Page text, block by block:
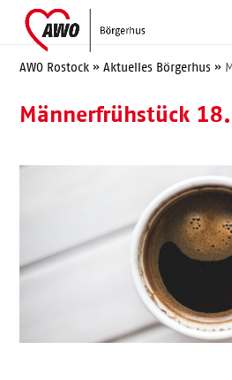
Skip
content
Open
mobile
menu
Close
mobile
menu
AWO Rostock »Aktuelles Börgerhus »
Männerfrühstück